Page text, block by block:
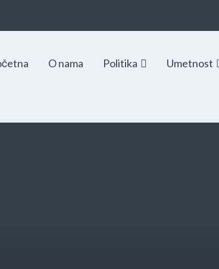
O nama Politika Umetnost